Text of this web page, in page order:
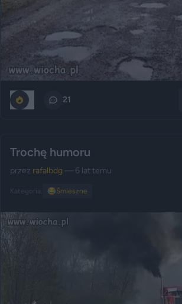
21
Trochę humoru
przez rafalbdg — 6 lat temu
Kategoria: 😂Śmieszne